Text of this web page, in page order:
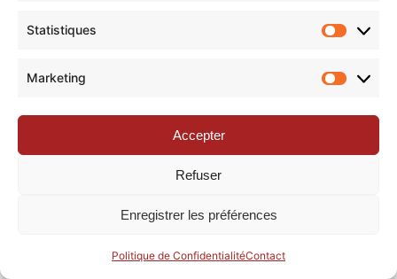
Statistiques
Marketing
Accepter
Refuser
Enregistrer les préférences
Politique de ConfidentialitéContact